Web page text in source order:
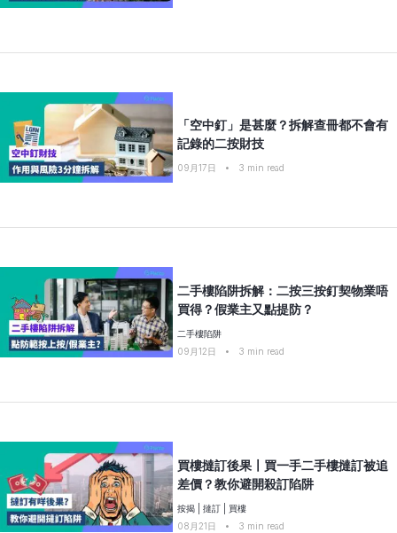
「空中釘」是甚麼？拆解查冊都不會有
記錄的二按財技
09月17日 • 3 min read
二手樓陷阱拆解：二按三按釘契物業唔
買得？假業主又點提防？
二手樓陷阱
09月12日
• 3 min read
買樓撻訂後果〡買一手二手樓撻訂被追
差價？教你避開殺訂陷阱
按揭 撻訂
買樓
08月21日
• 3 min read